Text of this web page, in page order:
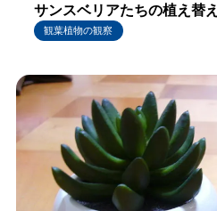
サンスベリアたちの植え替え
観葉植物の観察